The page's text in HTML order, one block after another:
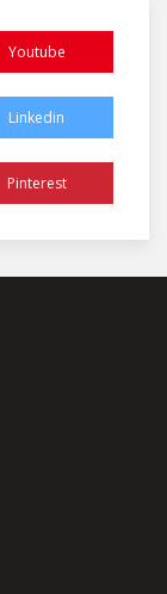
Youtube
Linkedin
Pinterest